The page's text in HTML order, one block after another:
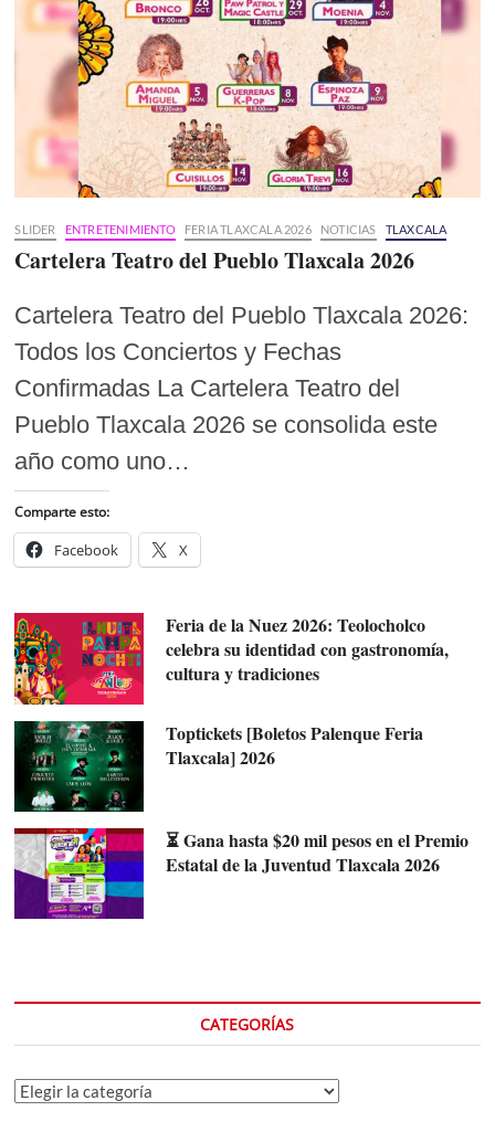
SLIDER ENTRETENIMIENTO FERIA TLAXCALA 2026 NOTICIAS TLAXCALA
Cartelera Teatro del Pueblo Tlaxcala 2026
Cartelera Teatro del Pueblo Tlaxcala 2026:
Todos los Conciertos y Fechas
Confirmadas La Cartelera Teatro del
Pueblo Tlaxcala 2026 se consolida este
año como uno…
Comparte esto:
Facebook X
Feria de la Nuez 2026: Teolocholco
celebra su identidad con gastronomía,
cultura y tradiciones
Toptickets [Boletos Palenque Feria
Tlaxcala] 2026
⏳ Gana hasta $20 mil pesos en el Premio
Estatal de la Juventud Tlaxcala 2026
CATEGORÍAS
Categorías